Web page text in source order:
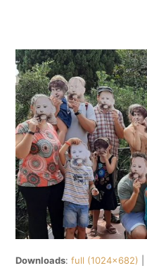
Downloads:full (1024x682)